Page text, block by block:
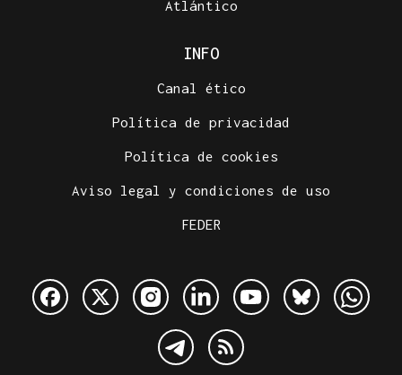
Atlántico
INFO
Canal ético
Política de privacidad
Política de cookies
Aviso legal y condiciones de uso
FEDER